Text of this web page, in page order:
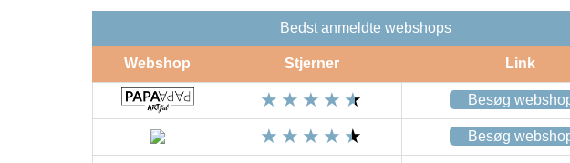
Bedst anmeldte webshops
Webshop Stjerner Link
Besøg
Besøg